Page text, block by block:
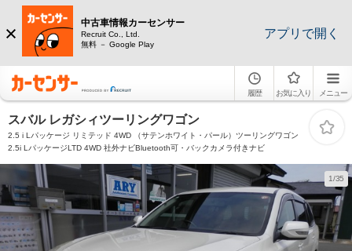
中古車情報カーセンサー
Recruit Co., Ltd.
無料 － Google Play
アプリで開く
履歴 お気に入り メニュー
スバル レガシィツーリングワゴン
2.5 i Lパッケージ リミテッド 4WD （サテンホワイト・パール）ツーリングワゴン
2.5i LパッケージLTD 4WD 社外ナビBluetooth可・バックカメラ付きナビ
1/35